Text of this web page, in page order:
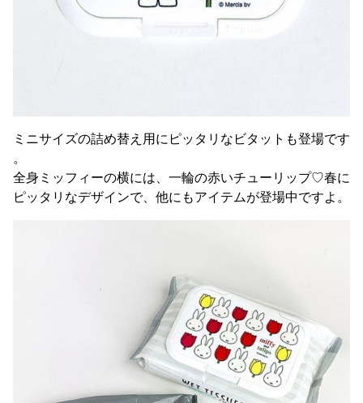
ミニサイズの詰め替え用にピッタリなビタットも登場です
。
全身ミッフィーの横には、一輪の赤いチューリップ♡春に
ピッタリなデザインで、他にもアイテムが登場中ですよ。